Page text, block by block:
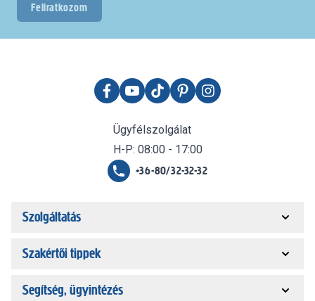
Feliratkozom
Ügyfélszolgálat
H-P: 08:00 - 17:00
+36-80/32-32-32
Szolgáltatás
Szakértői tippek
Segítség, ügyintézés